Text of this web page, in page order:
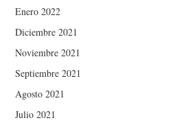
Enero 2022
Diciembre 2021
Noviembre 2021
Septiembre 2021
Agosto 2021
Julio 2021